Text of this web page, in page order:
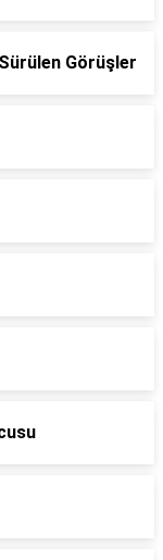
Görüşler